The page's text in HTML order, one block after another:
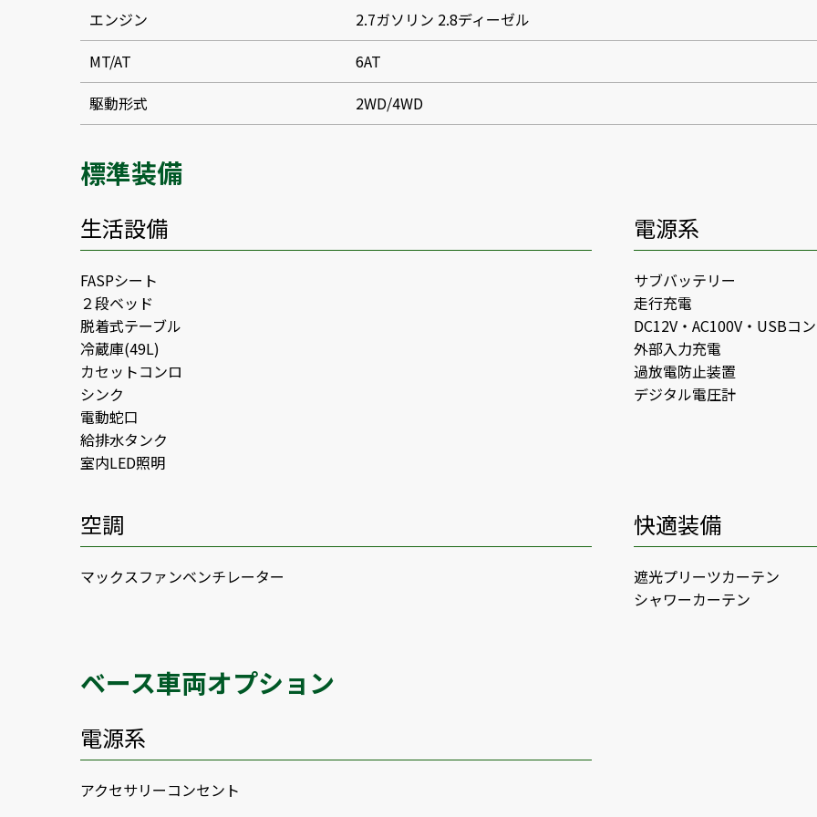
エンジン
2.7ガソリン 2.8ディーゼル
MT/AT
6AT
駆動形式
2WD/4WD
標準装備
生活設備
FASPシート
２段ベッド
脱着式テーブル
冷蔵庫(49L)
カセットコンロ
シンク
電動蛇口
給排水タンク
室内LED照明
電源系
サブバッテリー
走行充電
DC12V・AC100V・USBコ
外部入力充電
過放電防止装置
デジタル電圧計
空調
マックスファンベンチレーター
快適装備
遮光プリーツカーテン
シャワーカーテン
ベース車両オプション
電源系
アクセサリーコンセント